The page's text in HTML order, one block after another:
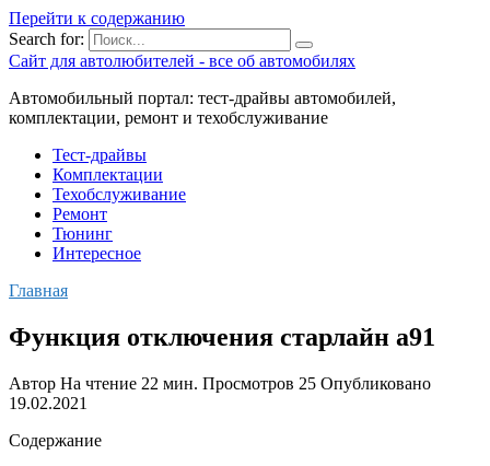
Перейти к содержанию
Search for:
Сайт для автолюбителей - все об автомобилях
Автомобильный портал: тест-драйвы автомобилей,
комплектации, ремонт и техобслуживание
Тест-драйвы
Комплектации
Техобслуживание
Ремонт
Тюнинг
Интересное
Главная
Функция отключения старлайн а91
Автор На чтение 22 мин. Просмотров 25 Опубликовано
19.02.2021
Содержание